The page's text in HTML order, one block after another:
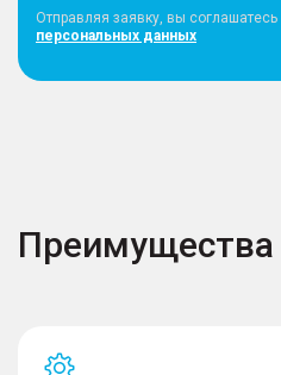
Отправляя заявку, вы соглашатесь
персональных данных
Преимущества